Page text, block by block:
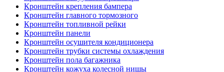
Кронштейн крепления бампера
Кронштейн главного тормозного
Кронштейн топливной рейки
Кронштейн панели
Кронштейн осушителя кондиционера
Кронштейн трубки системы охлаждения
Кронштейн пола багажника
Кронштейн кожуха колесной нишы